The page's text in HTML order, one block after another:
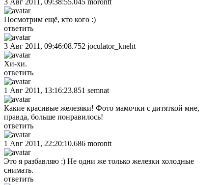
Посмотрим ещё, кто кого :)
ответить
3 Авг 2011, 09:46:08.752 joculator_kneht
Хи-хи.
ответить
1 Авг 2011, 13:16:23.851 semnat
Какие красивые железяки! Фото мамочки с дитяткой мне,
правда, больше понравилось!
ответить
1 Авг 2011, 22:20:10.686 morontt
Это я разбавляю :) Не одни же только железки холодные
снимать.
ответить